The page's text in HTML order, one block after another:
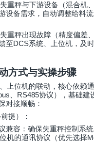
重秤与下游设备（混合机
设备需求，自动调整给料
重秤出现故障（精度偏差
至DCS系统、上位机，及
方式与实操步骤
上位机的联动，核心依赖
RS485协议），基础建
对接顺畅：
提）：
兼容：确保失重秤控制系统
机的通讯协议（优先选择